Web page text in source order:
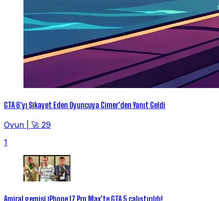
GTA 6'yı Şikayet Eden Oyuncuya Cimer'den Yanıt Geldi
Oyun
🚀 29
1
Amiral gemisi iPhone 17 Pro Max'te GTA 5 çalıştırıldı!